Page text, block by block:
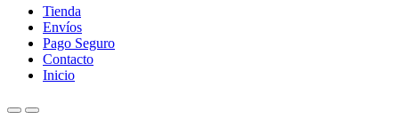
Tienda
Envíos
Pago Seguro
Contacto
Inicio